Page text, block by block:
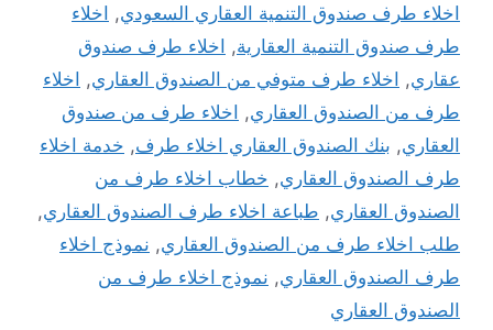
اخلاء طرف صندوق التنمية العقاري السعودي, اخلاء
طرف صندوق التنمية العقارية, اخلاء طرف صندوق
عقاري, اخلاء طرف متوفي من الصندوق العقاري, اخلاء
طرف من الصندوق العقاري, اخلاء طرف من صندوق
العقاري, بنك الصندوق العقاري اخلاء طرف, خدمة اخلاء
طرف الصندوق العقاري, خطاب اخلاء طرف من
الصندوق العقاري, طباعة اخلاء طرف الصندوق العقاري,
طلب اخلاء طرف من الصندوق العقاري, نموذج اخلاء
طرف الصندوق العقاري, نموذج اخلاء طرف من
الصندوق العقاري